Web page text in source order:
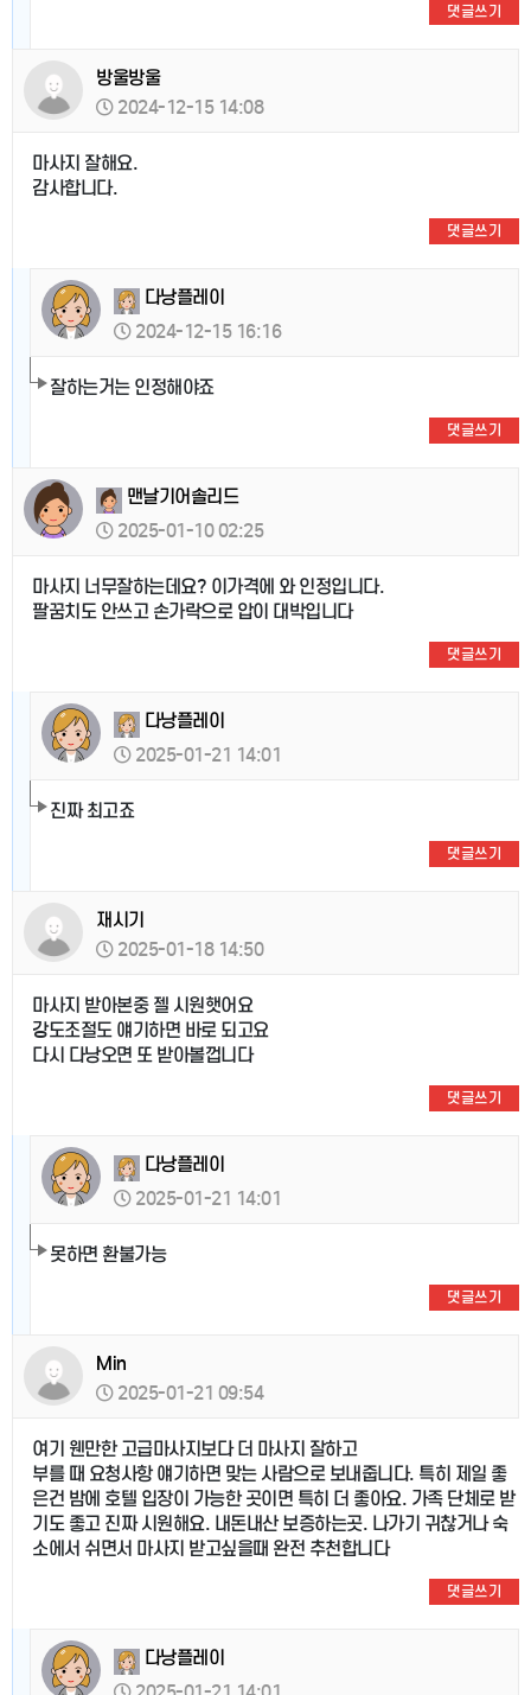
댓글쓰기
방울방울
2024-12-15 14:08
마사지 잘해요.
감사합니다.
댓글쓰기
다낭플레이
2024-12-15 16:16
잘하는거는 인정해야죠
댓글쓰기
맨날기어솔리드
2025-01-10 02:25
마사지 너무잘하는데요? 이가격에 와 인정입니다.
팔꿈치도 안쓰고 손가락으로 압이 대박입니다
댓글쓰기
다낭플레이
2025-01-21 14:01
진짜 최고죠
댓글쓰기
재시기
2025-01-18 14:50
마사지 받아본중 젤 시원햇어요
강도조절도 얘기하면 바로 되고요
다시 다낭오면 또 받아볼껍니다
댓글쓰기
다낭플레이
2025-01-21 14:01
못하면 환불가능
댓글쓰기
Min
2025-01-21 09:54
여기 웬만한 고급마사지보다 더 마사지 잘하고
부를 때 요청사항 얘기하면 맞는 사람으로 보내줍니다. 특히 제일 좋
은건 밤에 호텔 입장이 가능한 곳이면 특히 더 좋아요. 가족 단체로 받
기도 좋고 진짜 시원해요. 내돈내산 보증하는곳. 나가기 귀찮거나 숙
소에서 쉬면서 마사지 받고싶을때 완전 추천합니다
댓글쓰기
다낭플레이